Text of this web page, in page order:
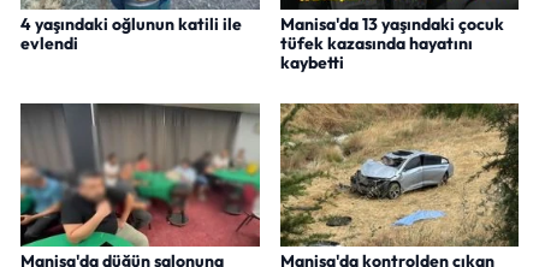
4 yaşındaki oğlunun katili ile
evlendi
Manisa'da 13 yaşındaki çocuk
tüfek kazasında hayatını
kaybetti
Manisa'da düğün salonuna Manisa'da kontrolden çıkan